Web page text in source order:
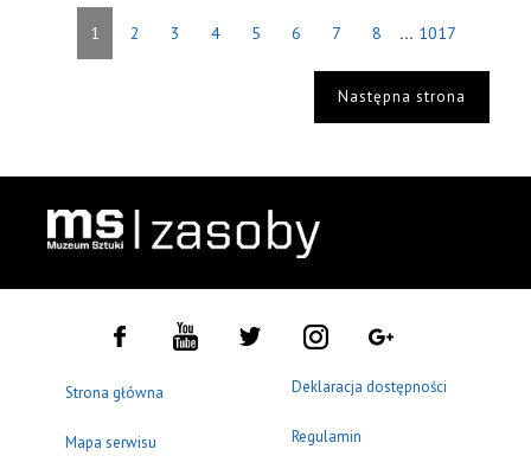
1 2 3 4 5 6 7 8 ... 1017
Następna strona
Strona główna
Mapa serwisu
Deklaracja dostępności
Regulamin